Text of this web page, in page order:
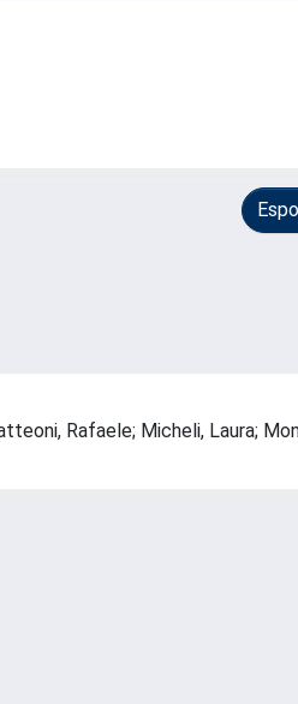
Rafaele; Micheli, Laura;